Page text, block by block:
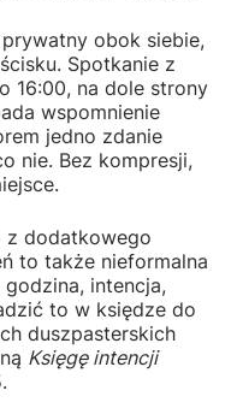
obok siebie,
Spotkanie z
16:00, na dole strony
wspomnienie
jedno zdanie
nie. Bez kompresji,
z dodatkowego
to także nieformalna
intencja,
to w księdze do
duszpasterskich
Księgę intencji